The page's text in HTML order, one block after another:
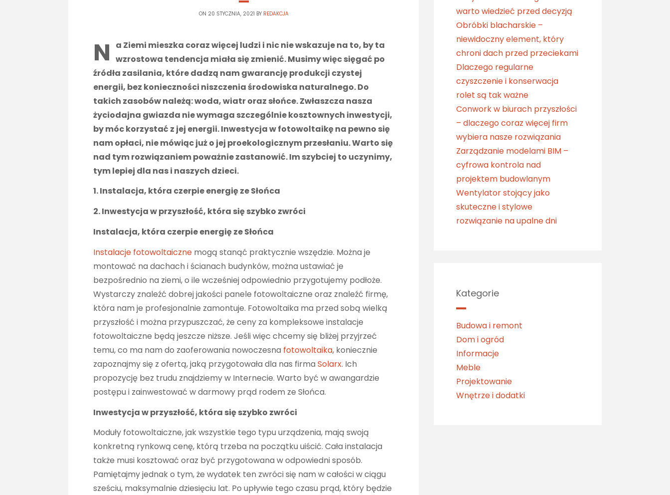
ON 20 STYCZNIA, 2021 BY REDAKCJA
N
a Ziemi mieszka coraz więcej ludzi i nic nie wskazuje na to, by ta
wzrostowa tendencja miała się zmienić. Musimy więc sięgać po
źródła zasilania, które dadzą nam gwarancję produkcji czystej
energii, bez konieczności niszczenia środowiska naturalnego. Do
takich zasobów należą: woda, wiatr oraz słońce. Zwłaszcza nasza
życiodajna gwiazda nie wymaga szczególnie kosztownych inwestycji,
by móc korzystać z jej energii. Inwestycja w fotowoltaikę na pewno się
nam opłaci, nie mówiąc już o jej proekologicznym przesłaniu. Warto się
nad tym rozwiązaniem poważnie zastanowić. Im szybciej to uczynimy,
tym lepiej dla nas i naszych dzieci.
1. Instalacja, która czerpie energię ze Słońca
2. Inwestycja w przyszłość, która się szybko zwróci
Instalacja, która czerpie energię ze Słońca
Instalacje fotowoltaiczne mogą stanąć praktycznie wszędzie. Można je
montować na dachach i ścianach budynków, można ustawiać je
bezpośrednio na ziemi, o ile wcześniej odpowiednio przygotujemy podłoże.
Wystarczy znaleźć dobrej jakości panele fotowoltaiczne oraz znaleźć firmę,
która nam je profesjonalnie zamontuje. Fotowoltaika ma przed sobą wielką
przyszłość i można przypuszczać, że ceny za kompleksowe instalacje
fotowoltaiczne będą jeszcze niższe. Jeśli więc chcemy się bliżej przyjrzeć
temu, co ma nam do zaoferowania nowoczesna fotowoltaika, koniecznie
zapoznajmy się z ofertą, jaką przygotowała dla nas firma Solarx. Ich
propozycję bez trudu znajdziemy w Internecie. Warto być w awangardzie
postępu i zainwestować w darmowy prąd rodem ze Słońca.
Inwestycja w przyszłość, która się szybko zwróci
Moduły fotowoltaiczne, jak wszystkie tego typu urządzenia, mają swoją
konkretną rynkową cenę, którą trzeba na początku uiścić. Cała instalacja
także musi kosztować oraz być przygotowana w odpowiedni sposób.
Pamiętajmy jednak o tym, że wydatek ten zwróci się nam w całości w ciągu
sześciu, maksymalnie dziesięciu lat. Po upływie tego czasu prąd, który będzie
warto wiedzieć przed decyzją
Obróbki blacharskie –
niewidoczny element, który
chroni dach przed przeciekami
Dlaczego regularne
czyszczenie i konserwacja
rolet są tak ważne
Conwork w biurach przyszłości
– dlaczego coraz więcej firm
wybiera nasze rozwiązania
Zarządzanie modelami BIM –
cyfrowa kontrola nad
projektem budowlanym
Wentylator stojący jako
skuteczne i stylowe
rozwiązanie na upalne dni
Kategorie
Budowa i remont
Dom i ogród
Informacje
Meble
Projektowanie
Wnętrze i dodatki